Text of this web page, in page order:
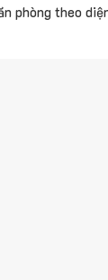
phòng theo